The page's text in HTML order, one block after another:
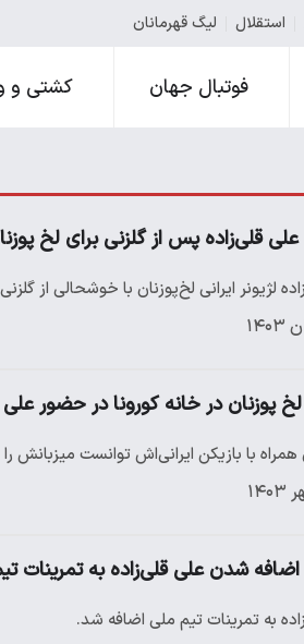
استقلال لیگ قهرمانان
فوتبال جهان کشتی و
قلی‌زاده پس از گلزنی برای لخ
لژیونر ایرانی لخ‌پوزنان با خوشحالی
پوزنان در خانه کورونا در حضور علی
همراه با بازیکن ایرانی‌اش توانست
شدن علی قلی‌زاده به تمرینات
به تمرینات تیم ملی اضافه شد.